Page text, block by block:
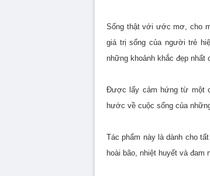
Sống thật với ước mơ, cho
giá trị sống của người trẻ
những khoảnh khắc đẹp
Được lấy cảm hứng từ một
hước về cuộc sống của
Tác phẩm này là dành cho
hoài bão, nhiệt huyết và đam